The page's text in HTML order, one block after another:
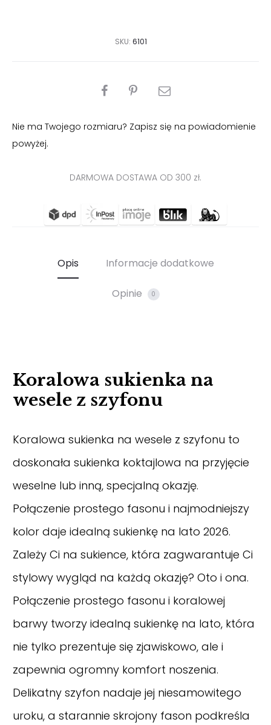
SKU: 6101
PODZIEL
Nie ma Twojego rozmiaru? Zapisz się na powiadomienie
powyżej.
DARMOWA DOSTAWA OD 300 zł.
Opis Informacje dodatkowe
Opinie 0
Koralowa sukienka na
wesele z szyfonu
Koralowa sukienka na wesele z szyfonu to
doskonała sukienka koktajlowa na przyjęcie
weselne lub inną, specjalną okazję.
Połączenie prostego fasonu i najmodniejszy
kolor daje idealną sukienkę na lato 2026.
Zależy Ci na sukience, która zagwarantuje Ci
stylowy wygląd na każdą okazję? Oto i ona.
Połączenie prostego fasonu i koralowej
barwy tworzy idealną sukienkę na lato, która
nie tylko prezentuje się zjawiskowo, ale i
zapewnia ogromny komfort noszenia.
Delikatny szyfon nadaje jej niesamowitego
uroku, a starannie skrojony fason podkreśla